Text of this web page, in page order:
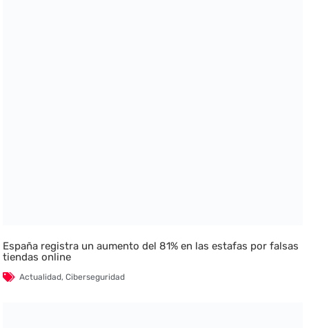
España registra un aumento del 81% en las estafas por falsas
tiendas online
Actualidad,Ciberseguridad